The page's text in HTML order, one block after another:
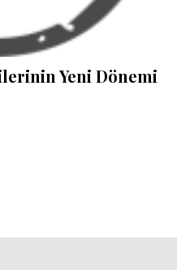
Yeni Dönemi